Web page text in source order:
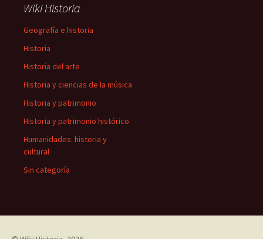
Wiki Historia
Geografía e historia
Historia
Historia del arte
Historia y ciencias de la música
Historia y patrimonio
Historia y patrimonio histórico
Humanidades: historia y
cultural
Sin categoría